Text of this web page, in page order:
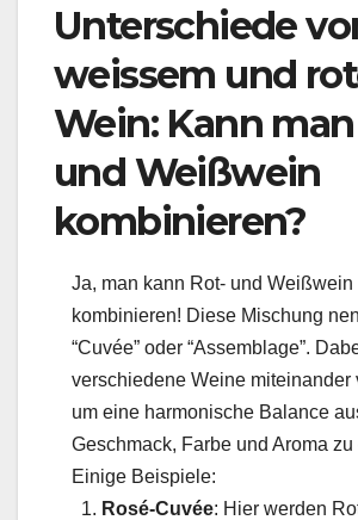
Unterschiede
weissem und
Wein: Kann
und Weißwein
kombinieren?
Ja, man kann Rot- und Weißwein
kombinieren! Diese Mischung
“Cuvée” oder “Assemblage”.
verschiedene Weine miteinander
um eine harmonische Balance
Geschmack, Farbe und Aroma zu
Einige Beispiele:
Rosé-Cuvée: Hier werden